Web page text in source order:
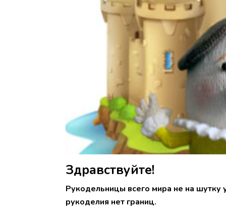
Здравствуйте!
Рукодельницы всего мира не на шутку
рукоделия нет границ.